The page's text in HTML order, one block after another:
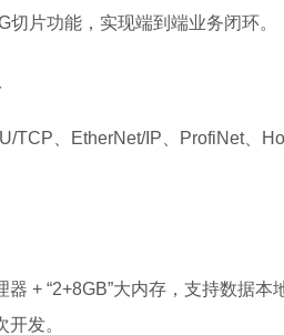
切片功能，实现端到端业务闭环。
TCP、EtherNet/IP、ProfiNet、
器 + “2+8GB”大内存，支持数据本
发。